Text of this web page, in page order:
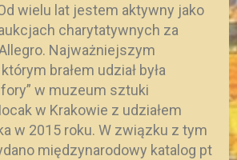
wielu lat jestem aktywny jako
charytatywnych za
Najważniejszym
brałem udział była
w muzeum sztuki
w Krakowie z udziałem
w 2015 roku. W związku z tym
międzynarodowy katalog pt